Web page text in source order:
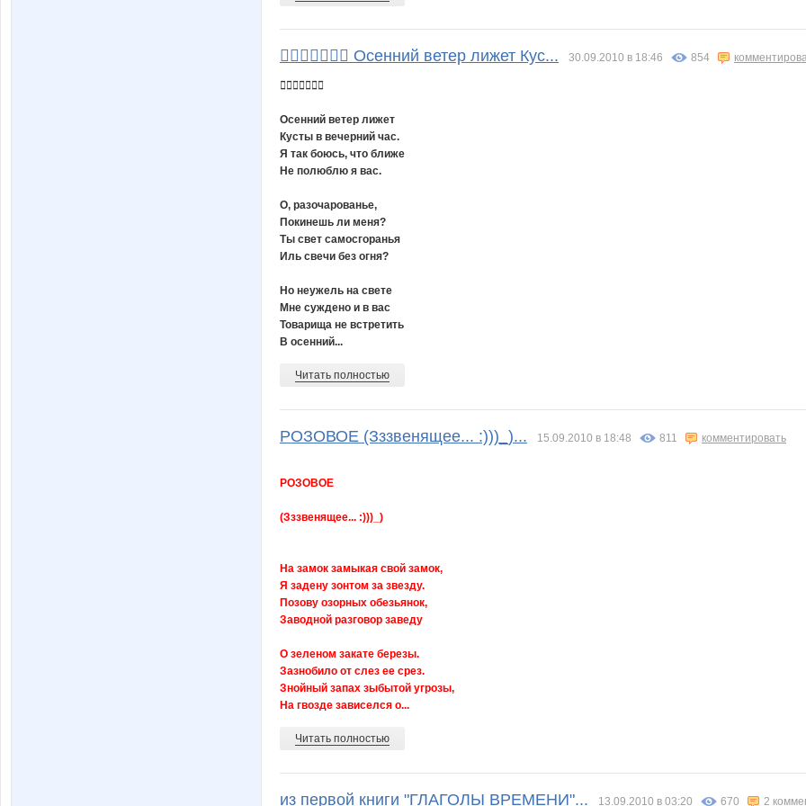
 Осенний ветер лижет Кус... 30.09.2010 в 18:46 854

Осенний ветер лижет
Кусты в вечерний час.
Я так боюсь, что ближе
Не полюблю я вас.
О, разочарованье,
Покинешь ли меня?
Ты свет самосгоранья
Иль свечи без огня?
Но неужель на свете
Мне суждено и в вас
Товарища не встретить
В осенний...
Читать полностью
РОЗОВОЕ (Зззвенящее... :)))_)... 15.09.2010 в 18:48 811 комментировать
РОЗОВОЕ
(Зззвенящее... :)))_)
На замок замыкая свой замок,
Я задену зонтом за звезду.
Позову озорных обезьянок,
Заводной разговор заведу
О зеленом закате березы.
Зазнобило от слез ее срез.
Знойный запах зыбытой угрозы,
На гвозде зависелся о...
Читать полностью
из первой книги "ГЛАГОЛЫ ВРЕМЕНИ"... 13.09.2010 в 03:20 670 2